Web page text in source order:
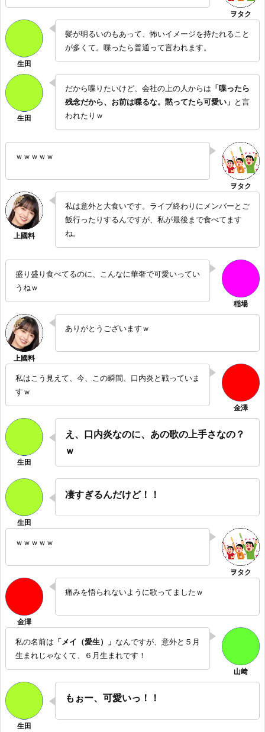
髪が明るいのもあって、怖いイメージを持たれること
が多くて。喋ったら普通って言われます。
だから喋りたいけど、会社の上の人からは 「喋ったら
残念だから、お前は喋るな。黙ってたら可愛い」 と言
われたりｗ
ｗｗｗｗｗ
私は意外と大食いです。ライブ終わりにメンバーとご
飯行ったりするんですが、私が最後まで食べてます
ね。
盛り盛り食べてるのに、こんなに華奢で可愛いってい
うねｗ
ありがとうございますｗ
私はこう見えて、今、この瞬間、口内炎と戦っていま
すｗ
え、口内炎なのに、あの歌の上手さなの？
ｗ
凄すぎるんだけど！！
ｗｗｗｗｗ
痛みを悟られないように歌ってましたｗ
私の名前は 「メイ（愛生）」 なんですが、意外と５月
生まれじゃなくて、６月生まれです！
もぉー、可愛いっ！！